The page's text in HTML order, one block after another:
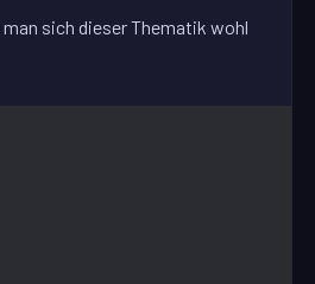
sich dieser Thematik wohl